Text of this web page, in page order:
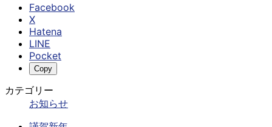
Facebook
X
Hatena
LINE
Pocket
Copy
カテゴリー
お知らせ